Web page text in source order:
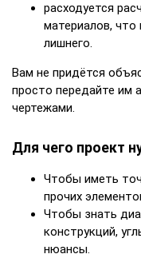
расходуется
материалов, что
лишнего.
Вам не придётся
просто передайте им
чертежами.
Для чего проект
Чтобы иметь
прочих
Чтобы знать
конструкций,
нюансы.